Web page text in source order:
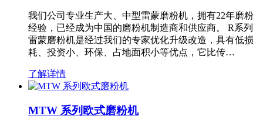
我们公司专业生产大、中型雷蒙磨粉机，拥有22年磨粉
经验，已经成为中国的磨粉机制造商和供应商。 R系列
雷蒙磨粉机是经过我们的专家优化升级改造，具有低损
耗、投资小、环保、占地面积小等优点，它比传…
了解详情
MTW 系列欧式磨粉机